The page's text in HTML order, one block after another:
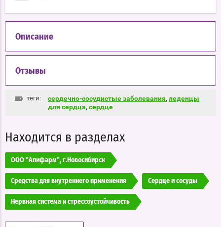
Описание
Отзывы
теги: сердечно-сосудистые заболевания,леденцы
для сердца,сердце
Находится в разделах
ООО "Апифарм", г.Новосибирск
Средства для внутреннего применения Сердце и сосуды
Нервная система и стрессоустойчивость